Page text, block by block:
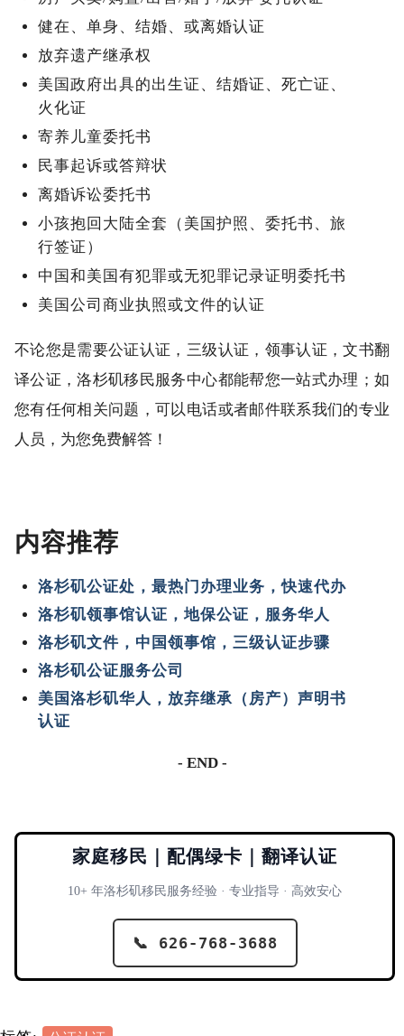
健在、单身、结婚、或离婚认证
放弃遗产继承权
美国政府出具的出生证、结婚证、死亡证、
火化证
寄养儿童委托书
民事起诉或答辩状
离婚诉讼委托书
小孩抱回大陆全套（美国护照、委托书、旅
行签证）
中国和美国有犯罪或无犯罪记录证明委托书
美国公司商业执照或文件的认证
不论您是需要公证认证，三级认证，领事认证，文书翻
译公证，洛杉矶移民服务中心都能帮您一站式办理；如
您有任何相关问题，可以电话或者邮件联系我们的专业
人员，为您免费解答！
内容推荐
洛杉矶公证处，最热门办理业务，快速代办
洛杉矶领事馆认证，地保公证，服务华人
洛杉矶文件，中国领事馆，三级认证步骤
洛杉矶公证服务公司
美国洛杉矶华人，放弃继承（房产）声明书
认证
- END -
家庭移民｜配偶绿卡｜翻译认证
10+ 年洛杉矶移民服务经验 · 专业指导 · 高效安心
📞 626-768-3688